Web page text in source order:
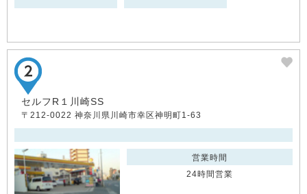
セルフR１川崎SS
〒212-0022 神奈川県川崎市幸区神明町1-63
営業時間
24時間営業